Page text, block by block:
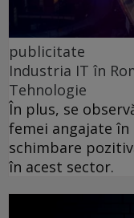
publicitate
Industria IT în
Tehnologie
În plus, se
femei angajate în
schimbare
în acest sector.